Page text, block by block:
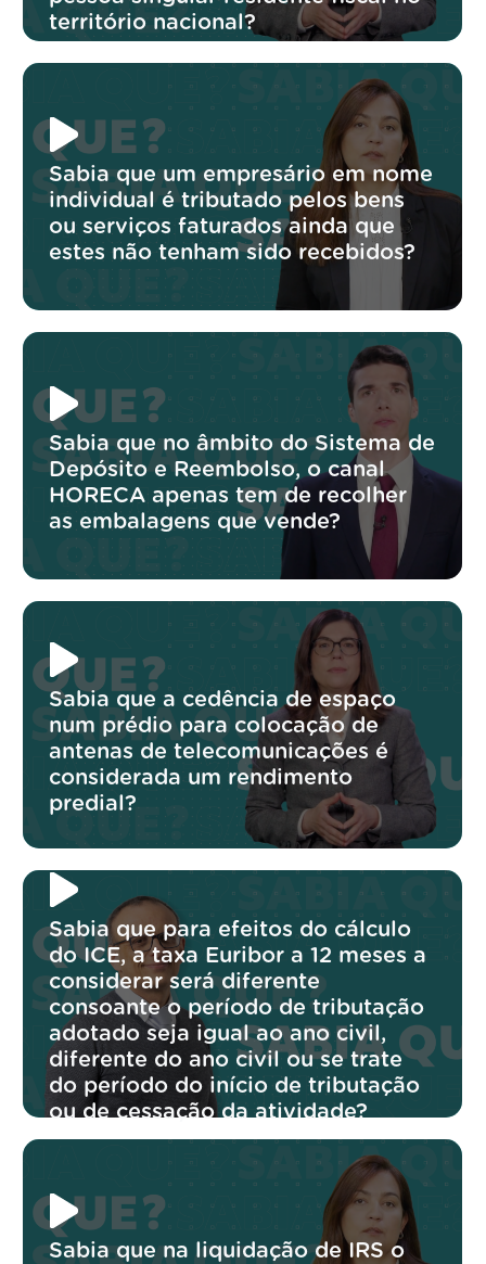
território nacional?
Sabia que um empresário em nome
individual é tributado pelos bens
ou serviços faturados ainda que
estes não tenham sido recebidos?
Sabia que no âmbito do Sistema de
Depósito e Reembolso, o canal
HORECA apenas tem de recolher
as embalagens que vende?
Sabia que a cedência de espaço
num prédio para colocação de
antenas de telecomunicações é
considerada um rendimento
predial?
Sabia que para efeitos do cálculo
do ICE, a taxa Euribor a 12 meses a
considerar será diferente
consoante o período de tributação
adotado seja igual ao ano civil,
diferente do ano civil ou se trate
do período do início de tributação
ou de cessação da atividade?
Sabia que na liquidação de IRS o